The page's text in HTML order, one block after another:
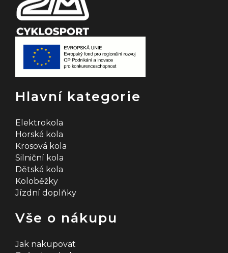
Hlavní kategorie
Elektrokola
Horská kola
Krosová kola
Silniční kola
Dětská kola
Koloběžky
Jízdní doplňky
Vše o nákupu
Jak nakupovat